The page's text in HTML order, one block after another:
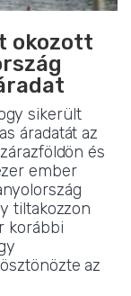
okozott
sikerült
áradatát az
és
ember
tiltakozzon
korábbi
az